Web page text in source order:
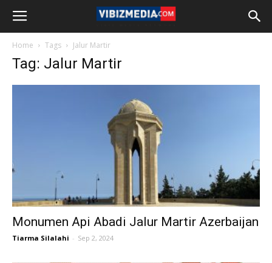
Home Tags Jalur Martir
Tag: Jalur Martir
Monumen Api Abadi Jalur Martir Azerbaijan
Tiarma Silalahi - Sep 2, 2024